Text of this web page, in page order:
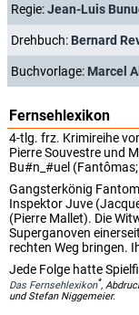
Regie:Jean-Luis
Drehbuch: Bernard
Buchvorlage: Marcel
Fernsehlexikon
4-tlg. frz. Krimireihe
Pierre Souvestre und
Bu#n_#uel
Gangsterkönig
Inspektor Juve
(Pierre Mallet). Die
Superganoven
rechten Weg bringen.
Jede Folge hatte
Das Fernsehlexikon*,
und Stefan Niggemeier.